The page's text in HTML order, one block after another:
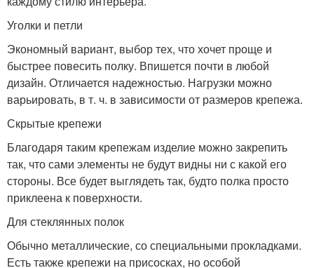
Уголки и петли
Экономный вариант, выбор тех, что хочет проще и
быстрее повесить полку. Впишется почти в любой
дизайн. Отличается надежностью. Нагрузки можно
варьировать, в т. ч. в зависимости от размеров крепежа.
Скрытые крепежи
Благодаря таким крепежам изделие можно закрепить
так, что сами элементы не будут видны ни с какой его
стороны. Все будет выглядеть так, будто полка просто
приклеена к поверхности.
Для стеклянных полок
Обычно металлические, со специальными прокладками.
Есть также крепежи на присосках, но особой